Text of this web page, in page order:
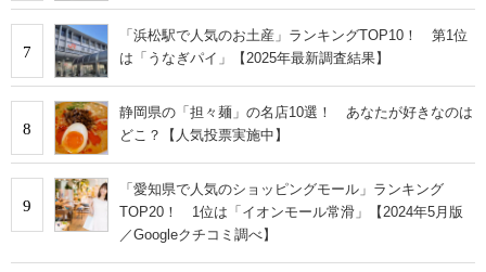
7
「浜松駅で人気のお土産」ランキングTOP10！ 第1位
は「うなぎパイ」【2025年最新調査結果】
8
静岡県の「担々麺」の名店10選！ あなたが好きなのは
どこ？【人気投票実施中】
9
「愛知県で人気のショッピングモール」ランキング
TOP20！ 1位は「イオンモール常滑」【2024年5月版
／Googleクチコミ調べ】